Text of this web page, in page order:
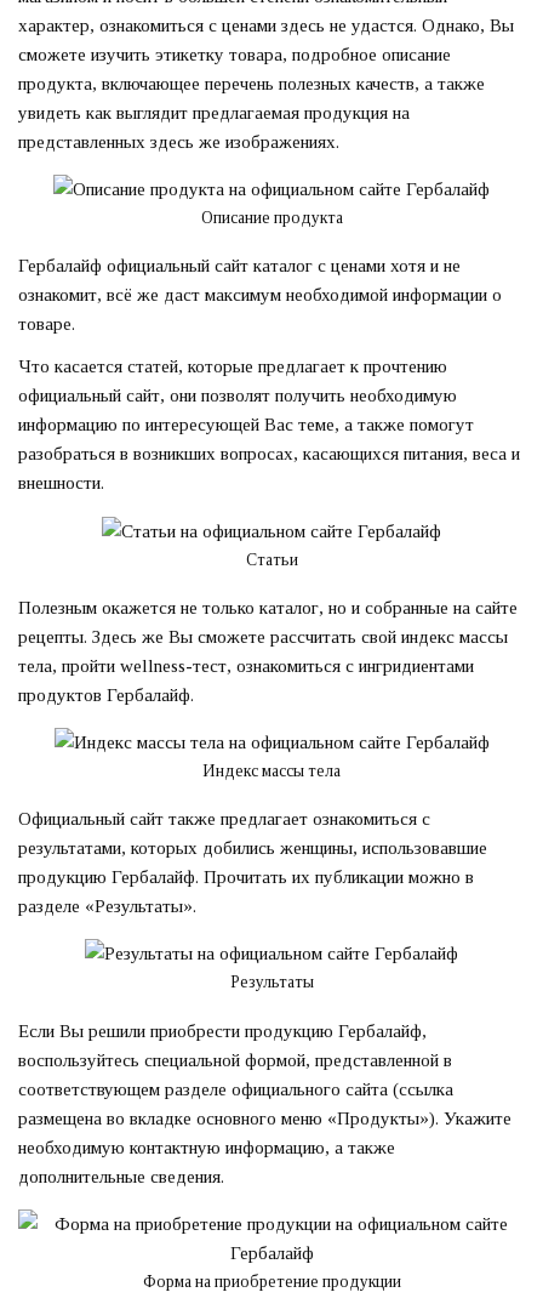
характер, ознакомиться с ценами здесь не удастся. Однако, Вы
сможете изучить этикетку товара, подробное описание
продукта, включающее перечень полезных качеств, а также
увидеть как выглядит предлагаемая продукция на
представленных здесь же изображениях.
Описание продукта
Гербалайф официальный сайт каталог с ценами хотя и не
ознакомит, всё же даст максимум необходимой информации о
товаре.
Что касается статей, которые предлагает к прочтению
официальный сайт, они позволят получить необходимую
информацию по интересующей Вас теме, а также помогут
разобраться в возникших вопросах, касающихся питания, веса и
внешности.
Статьи
Полезным окажется не только каталог, но и собранные на сайте
рецепты. Здесь же Вы сможете рассчитать свой индекс массы
тела, пройти wellness-тест, ознакомиться с ингридиентами
продуктов Гербалайф.
Индекс массы тела
Официальный сайт также предлагает ознакомиться с
результатами, которых добились женщины, использовавшие
продукцию Гербалайф. Прочитать их публикации можно в
разделе «Результаты».
Результаты
Если Вы решили приобрести продукцию Гербалайф,
воспользуйтесь специальной формой, представленной в
соответствующем разделе официального сайта (ссылка
размещена во вкладке основного меню «Продукты»). Укажите
необходимую контактную информацию, а также
дополнительные сведения.
Форма на приобретение продукции